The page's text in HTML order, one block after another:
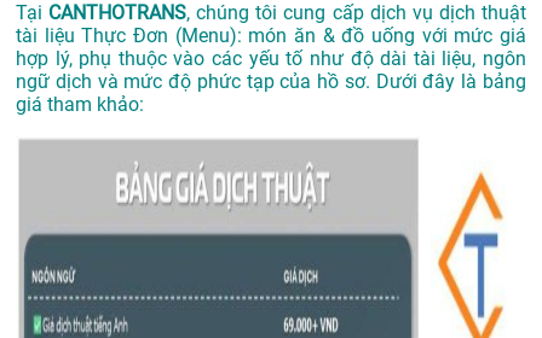
Tại CANTHOTRANS, chúng tôi cung cấp dịch vụ dịch thuật
tài liệu Thực Đơn (Menu): món ăn & đồ uống với mức giá
hợp lý, phụ thuộc vào các yếu tố như độ dài tài liệu, ngôn
ngữ dịch và mức độ phức tạp của hồ sơ. Dưới đây là bảng
giá tham khảo: